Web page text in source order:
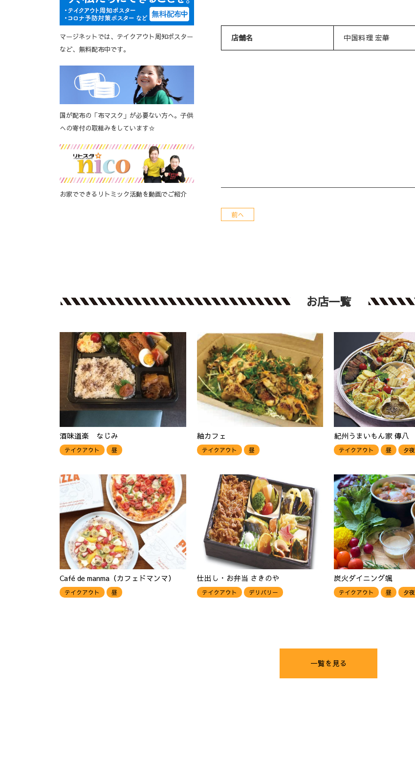
店舗名 中国料理 宏華
前へ
マージネットでは、テイクアウト周知ポスター
など、無料配布中です。
国が配布の「布マスク」が必要ない方へ。子供
への寄付の取組みをしています☆
お家でできるリトミック活動を動画でご紹介
お店一覧
酒味道楽 なじみ
テイクアウト 昼
紬カフェ
テイクアウト 昼
紀州うまいもん家 傳八
テイクアウト 昼 夕夜
Café de manma（カフェドマンマ）
テイクアウト 昼
仕出し・お弁当 さきのや
テイクアウト デリバリー
炭火ダイニング颯
テイクアウト 昼 夕夜
一覧を見る